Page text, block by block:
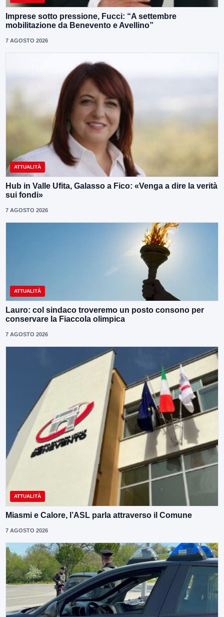
Imprese sotto pressione, Fucci: “A settembre
mobilitazione da Benevento e Avellino”
7 AGOSTO 2026
ATTUALITÀ
Hub in Valle Ufita, Galasso a Fico: «Venga a dire la verità
sui fondi»
7 AGOSTO 2026
ATTUALITÀ
Lauro: col sindaco troveremo un posto consono per
conservare la Fiaccola olimpica
7 AGOSTO 2026
ATTUALITÀ
Miasmi e Calore, l’ASL parla attraverso il Comune
7 AGOSTO 2026